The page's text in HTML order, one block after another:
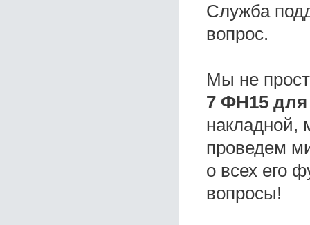
Служба
вопрос.
Мы не
7 ФН15 для
накладной,
проведем
о всех его
вопросы!